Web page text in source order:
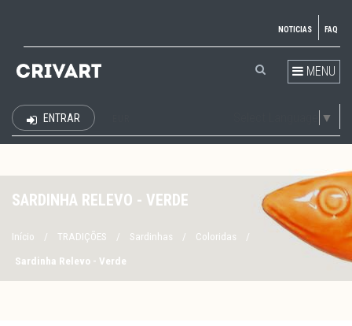
NOTICIAS FAQ
MENU
▼
ENTRAR
SARDINHA RELEVO - VERDE
Início / TRADIÇÕES / Sardinhas / Coloridas /
Sardinha Relevo - Verde